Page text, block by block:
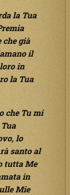
la Tua
che già
il
in
la Tua
che Tu mi
lo
santo al
tutta Me
in
Mie